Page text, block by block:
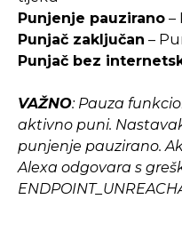
Punjenje pauzirano –
Punjač zaključan –
Punjač bez
VAŽNO: Pauza
aktivno puni.
punjenje pauzirano.
Alexa odgovara s